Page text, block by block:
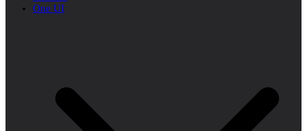
One UI